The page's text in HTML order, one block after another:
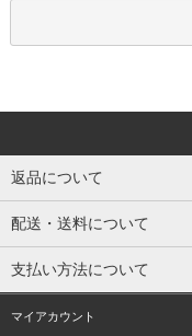
返品について
配送・送料について
支払い方法について
マイアカウント